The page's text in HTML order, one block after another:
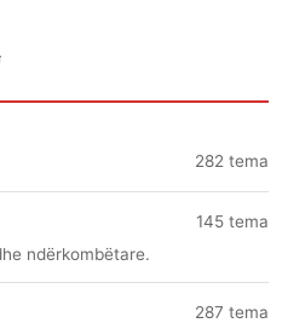
282 tema
145 tema
ndërkombëtare.
287 tema